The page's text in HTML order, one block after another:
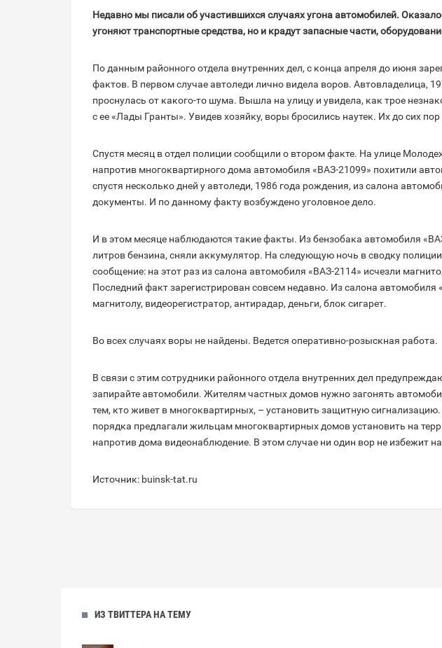
Недавно мы писали об участившихся случаях угона автомобилей.
угоняют транспортные средства, но и крадут запасные части,
По данным районного отдела внутренних дел, с конца апреля до июня
фактов. В первом случае автоледи лично видела воров. Автовладелица,
проснулась от какого-то шума. Вышла на улицу и увидела, как трое
с ее «Лады Гранты». Увидев хозяйку, воры бросились наутек. Их до сих
Спустя месяц в отдел полиции сообщили о втором факте. На улице
напротив многоквартирного дома автомобиля «ВАЗ-21099» похитили
спустя несколько дней у автоледи, 1986 года рождения, из салона
документы. И по данному факту возбуждено уголовное дело.
И в этом месяце наблюдаются такие факты. Из бензобака автомобиля
литров бензина, сняли аккумулятор. На следующую ночь в сводку
сообщение: на этот раз из салона автомобиля «ВАЗ-2114» исчезли
Последний факт зарегистрирован совсем недавно. Из салона автомобиля
магнитолу, видеорегистратор, антирадар, деньги, блок сигарет.
Во всех случаях воры не найдены. Ведется оперативно-розыскная работа.
В связи с этим сотрудники районного отдела внутренних дел
запирайте автомобили. Жителям частных домов нужно загонять
тем, кто живет в многоквартирных, – установить защитную
порядка предлагали жильцам многоквартирных домов установить на
напротив дома видеонаблюдение. В этом случае ни один вор не избежит
Источник: buinsk-tat.ru
ИЗ ТВИТТЕРА НА ТЕМУ